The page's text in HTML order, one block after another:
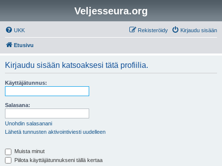
Veljesseura.org
UKK Kirjaudu sisään
Rekisteröidy
Etusivu
Kirjaudu sisään katsoaksesi tätä profiilia.
Käyttäjätunnus:
Salasana:
Unohdin salasanani
Lähetä tunnusten aktivointiviesti uudelleen
Muista minut
Piilota käyttäjätunnukseni tällä kertaa